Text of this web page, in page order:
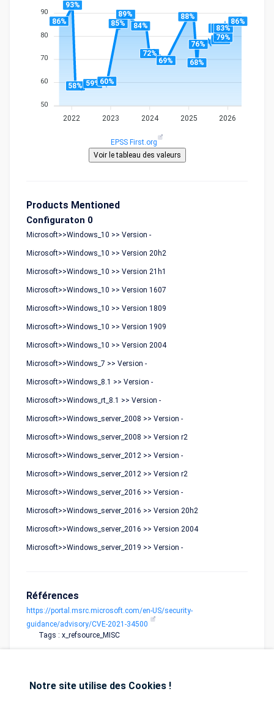
90
80
70
60
50
86%
93%
58% 59%60%
85%
89%
84%
72%
69%
88%
68%
76%
83%
78%
83%
79%
83%
86%
2022 2023 2024 2025 2026
EPSS First.org
Products Mentioned
Configuraton 0
Microsoft>>Windows_10 >> Version -
Microsoft>>Windows_10 >> Version 20h2
Microsoft>>Windows_10 >> Version 21h1
Microsoft>>Windows_10 >> Version 1607
Microsoft>>Windows_10 >> Version 1809
Microsoft>>Windows_10 >> Version 1909
Microsoft>>Windows_10 >> Version 2004
Microsoft>>Windows_7 >> Version -
Microsoft>>Windows_8.1 >> Version -
Microsoft>>Windows_rt_8.1 >> Version -
Microsoft>>Windows_server_2008 >> Version -
Microsoft>>Windows_server_2008 >> Version r2
Microsoft>>Windows_server_2012 >> Version -
Microsoft>>Windows_server_2012 >> Version r2
Microsoft>>Windows_server_2016 >> Version -
Microsoft>>Windows_server_2016 >> Version 20h2
Microsoft>>Windows_server_2016 >> Version 2004
Microsoft>>Windows_server_2019 >> Version -
Références
https://portal.msrc.microsoft.com/en-US/security-
guidance/advisory/CVE-2021-34500
Tags : x_refsource_MISC
Notre site utilise des Cookies !